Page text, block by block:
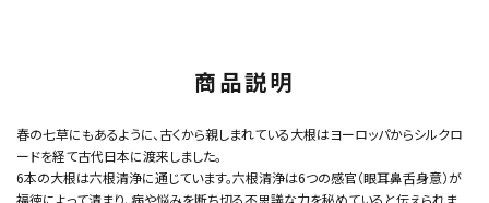
商品説明
春の七草にもあるように、古くから親しまれている大根はヨーロッパからシルクロ
ードを経て古代日本に渡来しました。
6本の大根は六根清浄に通じています。六根清浄は6つの感官（眼耳鼻舌身意）が